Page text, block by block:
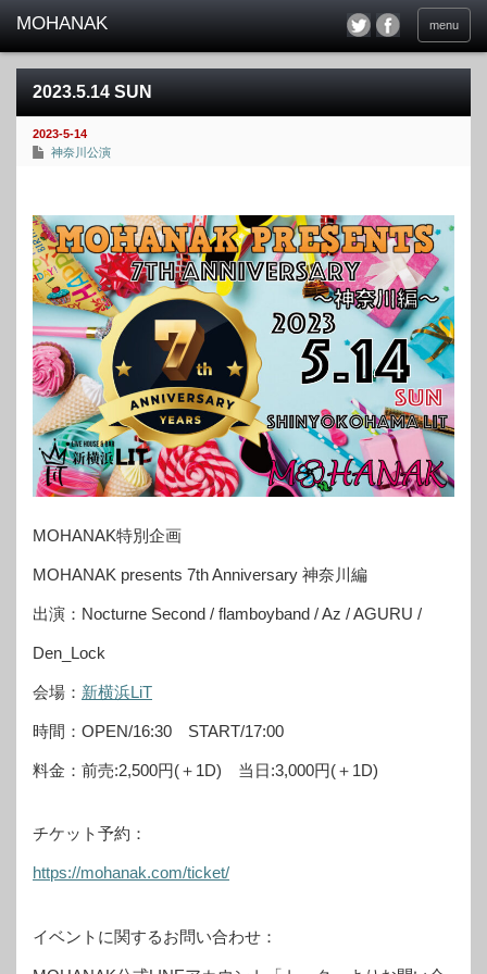
menu
2023.5.14 SUN
2023-5-14
神奈川公演
MOHANAK特別企画
MOHANAK presents 7th Anniversary 神奈川編
出演：Nocturne Second / flamboyband / Az / AGURU /
Den_Lock
会場： 新横浜LiT
時間：OPEN/16:30 START/17:00
料金：前売:2,500円(＋1D) 当日:3,000円(＋1D)
チケット予約：
https://mohanak.com/ticket/
イベントに関するお問い合わせ：